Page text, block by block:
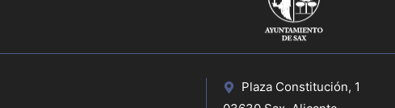
Plaza Constitución, 1